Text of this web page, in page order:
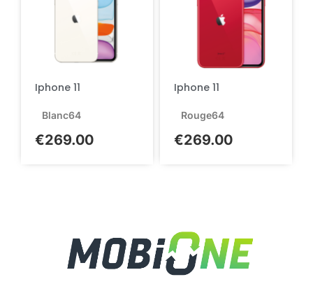
Iphone 11
Blanc64
€269.00
Iphone 11
Rouge64
€269.00